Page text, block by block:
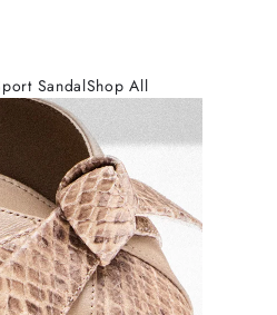
SandalShop All